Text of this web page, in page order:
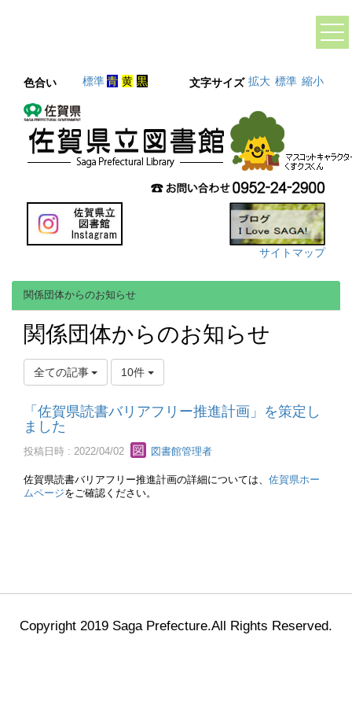
色合い 標準青 黄 黒 文字サイズ 拡大 標準 縮小
サイトマップ
関係団体からのお知らせ
関係団体からのお知らせ
全ての記事 10件
「佐賀県読書バリアフリー推進計画」を策定し
ました
投稿日時 : 2022/04/02 図書館管理者
佐賀県読書バリアフリー推進計画の詳細については、 佐賀県ホー
ムページをご確認ください。
Copyright 2019 Saga Prefecture.All Rights Reserved.